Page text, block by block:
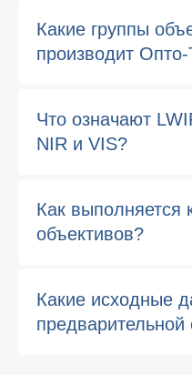
Какие группы
производит
Что означают
NIR и VIS?
Как выполняется
объективов?
Какие исходные
предварительной